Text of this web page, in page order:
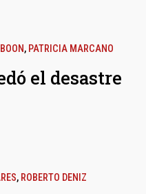
, PATRICIA MARCANO
el desastre
, ROBERTO DENIZ